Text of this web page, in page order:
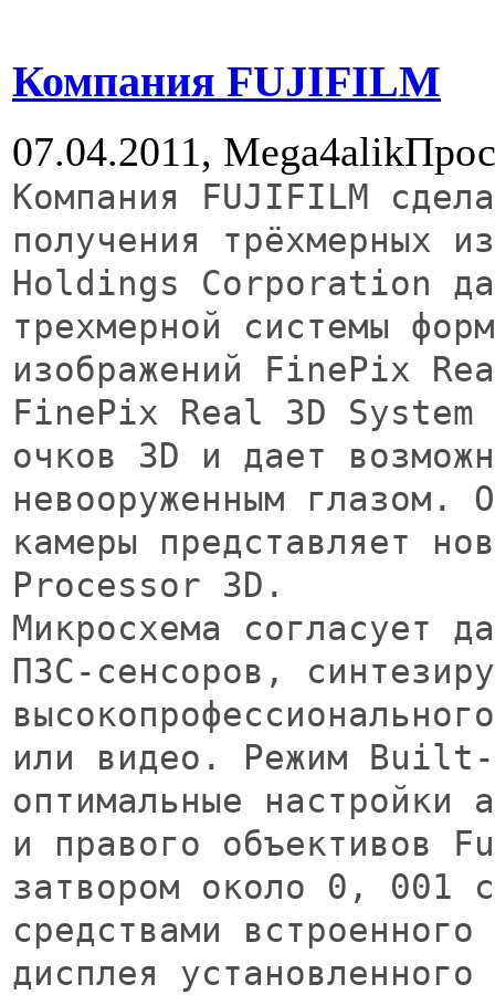
Компания FUJIFILM
07.04.2011, Mega4alik
Компания FUJIFILM
получения трёхмерных
Holdings Corporation
трехмерной системы
изображений FinePix
FinePix Real 3D System
очков 3D и дает
невооруженным глазом.
камеры представляет
Processor 3D.
Микросхема согласует
ПЗС-сенсоров,
или видео. Режим
оптимальные настройки
и правого объективов
затвором около 0, 001
средствами
дисплея